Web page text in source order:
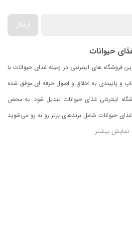
ارسال
حیوانات
فروشگاه های اینترنتی در زمینه غذای حیوانات با
و پایبندی به اخلاق و اصول حرفه ای موفق شده
اینترنتی غذای حیوانات تبدیل شود. به محض
حیوانات شامل برندهای برتر رو به رو می‌شوید
نمایش بیشتر